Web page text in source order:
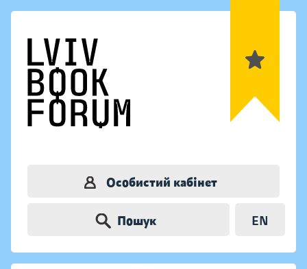
Особистий кабінет
Пошук EN